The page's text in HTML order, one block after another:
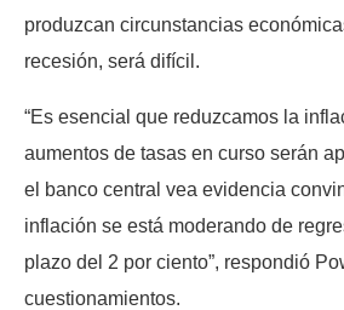
produzcan circunstancias
recesión, será difícil.
“Es esencial que reduzcamos la
aumentos de tasas en curso serán
el banco central vea evidencia
inflación se está moderando de
plazo del 2 por ciento”, respondió
cuestionamientos.